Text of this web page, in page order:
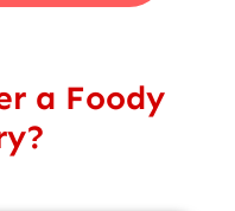
a Foody